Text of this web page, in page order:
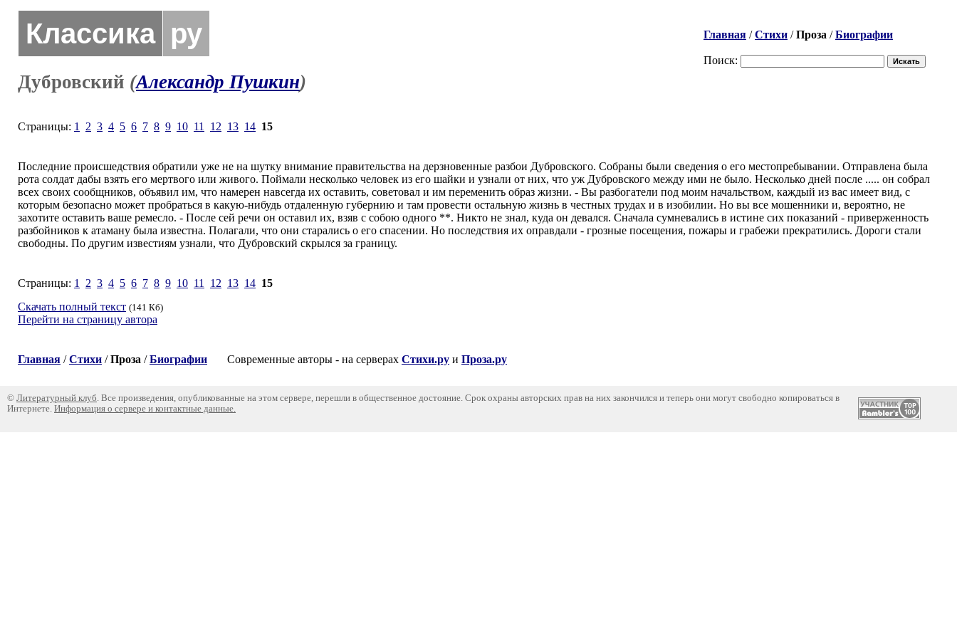
Главная /Стихи /Проза /Биографии
Поиск:
Классика ру
Дубровский (Александр Пушкин)
Страницы: 1 2 3 4 5 6 7 8 9 10 11 12 13 14 15
Последние происшедствия обратили уже не на шутку внимание правительства на дерзновенные разбои Дубровского. Собраны были сведения о его местопребывании. Отправлена была
рота солдат дабы взять его мертвого или живого. Поймали несколько человек из его шайки и узнали от них, что уж Дубровского между ими не было. Несколько дней после ..... он собрал
всех своих сообщников, объявил им, что намерен навсегда их оставить, советовал и им переменить образ жизни. - Вы разбогатели под моим начальством, каждый из вас имеет вид, с
которым безопасно может пробраться в какую-нибудь отдаленную губернию и там провести остальную жизнь в честных трудах и в изобилии. Но вы все мошенники и, вероятно, не
захотите оставить ваше ремесло. - После сей речи он оставил их, взяв с собою одного **. Никто не знал, куда он девался. Сначала сумневались в истине сих показаний - приверженность
разбойников к атаману была известна. Полагали, что они старались о его спасении. Но последствия их оправдали - грозные посещения, пожары и грабежи прекратились. Дороги стали
свободны. По другим известиям узнали, что Дубровский скрылся за границу.
Страницы: 1 2 3 4 5 6 7 8 9 10 11 12 13 14 15
Скачать полный текст (141 Кб)
Перейти на страницу автора
Главная /Стихи /Проза /Биографии Современные авторы - на серверах Стихи.ру и Проза.ру
© Литературный клуб. Все произведения, опубликованные на этом сервере, перешли в общественное достояние. Срок охраны авторских прав на них закончился и теперь они могут свободно копироваться в
Интернете. Информация о сервере и контактные данные.